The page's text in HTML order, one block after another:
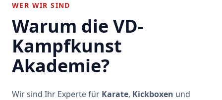
WER WIR SIND
Warum die VD-
Kampfkunst
Akademie?
Wir sind Ihr Experte für Karate, Kickboxen und